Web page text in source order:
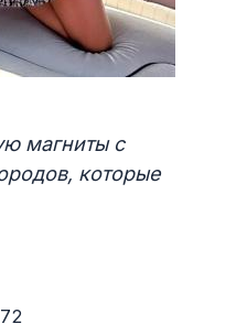
магниты с
которые